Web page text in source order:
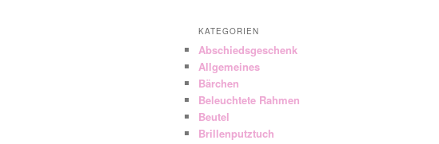
KATEGORIEN
Abschiedsgeschenk
Allgemeines
Bärchen
Beleuchtete Rahmen
Beutel
Brillenputztuch